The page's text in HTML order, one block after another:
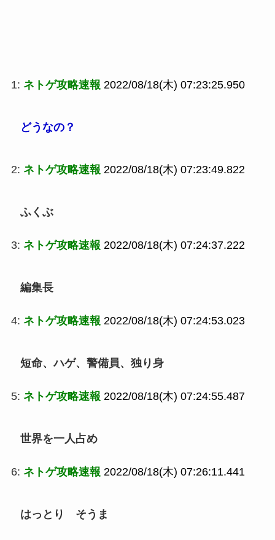
1: ネトゲ攻略速報 2022/08/18(木) 07:23:25.950
どうなの？
2: ネトゲ攻略速報 2022/08/18(木) 07:23:49.822
ふくぶ
3: ネトゲ攻略速報 2022/08/18(木) 07:24:37.222
編集長
4: ネトゲ攻略速報 2022/08/18(木) 07:24:53.023
短命、ハゲ、警備員、独り身
5: ネトゲ攻略速報 2022/08/18(木) 07:24:55.487
世界を一人占め
6: ネトゲ攻略速報 2022/08/18(木) 07:26:11.441
はっとり そうま